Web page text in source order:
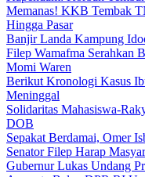
Memanas! KKB Tembak
Hingga Pasar
Banjir Landa Kampung
Filep Wamafma Serahkan
Momi Waren
Berikut Kronologi Kasus
Meninggal
Solidaritas Mahasiswa-
DOB
Sepakat Berdamai, Omer
Senator Filep Harap
Gubernur Lukas Undang